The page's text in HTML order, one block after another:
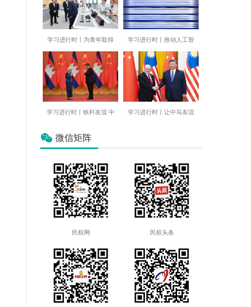
学习进行时丨为青年取得 学习进行时丨推动人工智
学习进行时丨铁杆友谊 中 学习进行时丨让中马友谊
微信矩阵
民权网 民权头条